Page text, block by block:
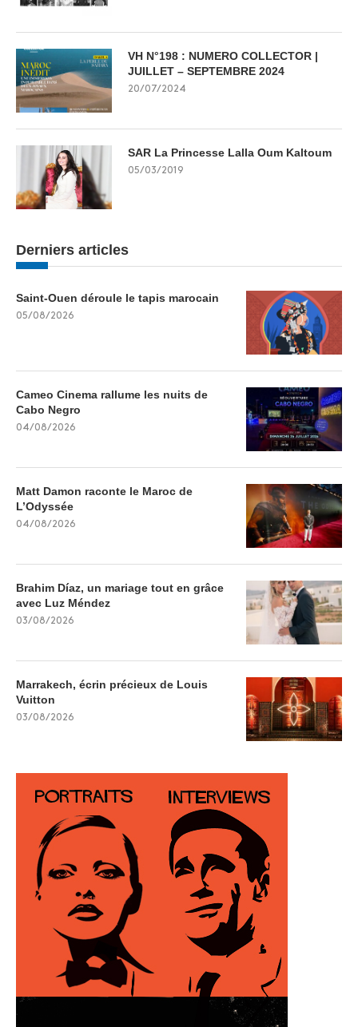
VH N°198 : NUMERO COLLECTOR |
JUILLET – SEPTEMBRE 2024
20/07/2024
SAR La Princesse Lalla Oum Kaltoum
05/03/2019
Derniers articles
Saint-Ouen déroule le tapis marocain
05/08/2026
Cameo Cinema rallume les nuits de
Cabo Negro
04/08/2026
Matt Damon raconte le Maroc de
L’Odyssée
04/08/2026
Brahim Díaz, un mariage tout en grâce
avec Luz Méndez
03/08/2026
Marrakech, écrin précieux de Louis
Vuitton
03/08/2026